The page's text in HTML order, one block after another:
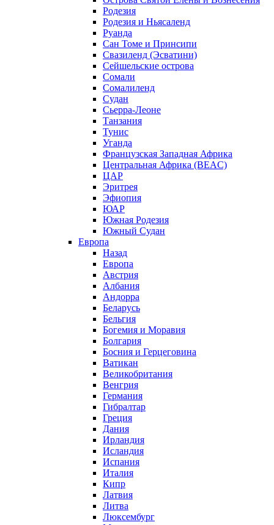
Родезия
Родезия и Ньясаленд
Руанда
Сан Томе и Принсипи
Свазиленд (Эсватини)
Сейшельские острова
Сомали
Сомалиленд
Судан
Сьерра-Леоне
Танзания
Тунис
Уганда
Французская Западная Африка
Центральная Африка (BEAC)
ЦАР
Эритрея
Эфиопия
ЮАР
Южная Родезия
Южный Судан
Европа
Назад
Европа
Австрия
Албания
Андорра
Беларусь
Бельгия
Богемия и Моравия
Болгария
Босния и Герцеговина
Ватикан
Великобритания
Венгрия
Германия
Гибралтар
Греция
Дания
Ирландия
Исландия
Испания
Италия
Кипр
Латвия
Литва
Люксембург